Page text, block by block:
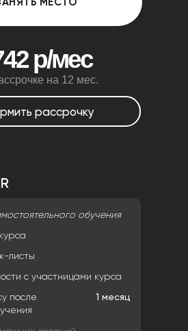
на 12 мес.
р/мес
рассрочку
обучения
листы
с участницами курса
после
1 месяц